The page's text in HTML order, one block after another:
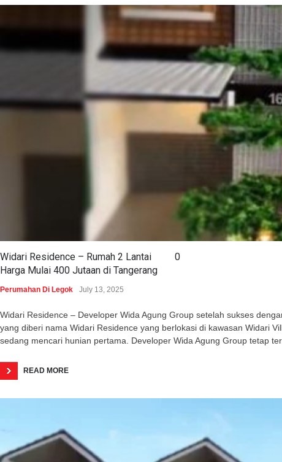
Widari Residence – Rumah 2 Lantai
Harga Mulai 400 Jutaan di Tangerang
0
Perumahan Di Legok July 13, 2025
Widari Residence – Developer Wida Agung Group setelah sukses
yang diberi nama Widari Residence yang berlokasi di kawasan Widari
sedang mencari hunian pertama. Developer Wida Agung Group tetap
READ MORE